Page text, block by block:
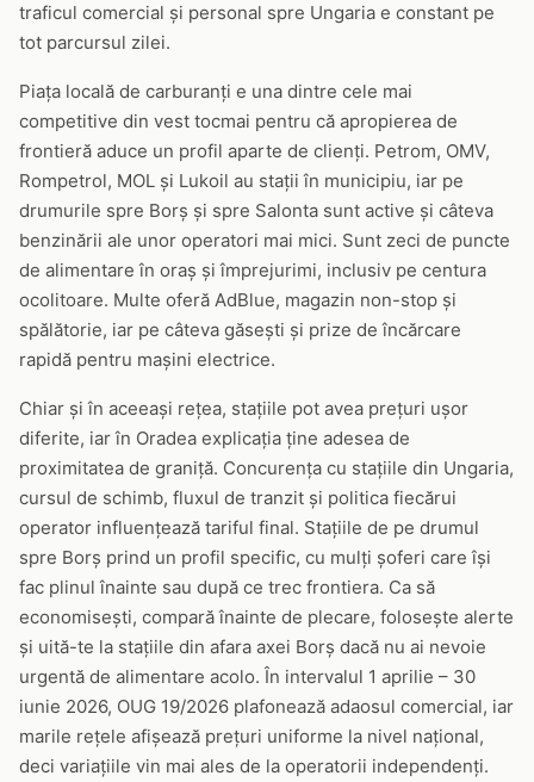
traficul comercial și personal spre Ungaria e constant pe
tot parcursul zilei.
Piața locală de carburanți e una dintre cele mai
competitive din vest tocmai pentru că apropierea de
frontieră aduce un profil aparte de clienți. Petrom, OMV,
Rompetrol, MOL și Lukoil au stații în municipiu, iar pe
drumurile spre Borș și spre Salonta sunt active și câteva
benzinării ale unor operatori mai mici. Sunt zeci de puncte
de alimentare în oraș și împrejurimi, inclusiv pe centura
ocolitoare. Multe oferă AdBlue, magazin non-stop și
spălătorie, iar pe câteva găsești și prize de încărcare
rapidă pentru mașini electrice.
Chiar și în aceeași rețea, stațiile pot avea prețuri ușor
diferite, iar în Oradea explicația ține adesea de
proximitatea de graniță. Concurența cu stațiile din Ungaria,
cursul de schimb, fluxul de tranzit și politica fiecărui
operator influențează tariful final. Stațiile de pe drumul
spre Borș prind un profil specific, cu mulți șoferi care își
fac plinul înainte sau după ce trec frontiera. Ca să
economisești, compară înainte de plecare, folosește alerte
și uită-te la stațiile din afara axei Borș dacă nu ai nevoie
urgentă de alimentare acolo. În intervalul 1 aprilie – 30
iunie 2026, OUG 19/2026 plafonează adaosul comercial, iar
marile rețele afișează prețuri uniforme la nivel național,
deci variațiile vin mai ales de la operatorii independenți.